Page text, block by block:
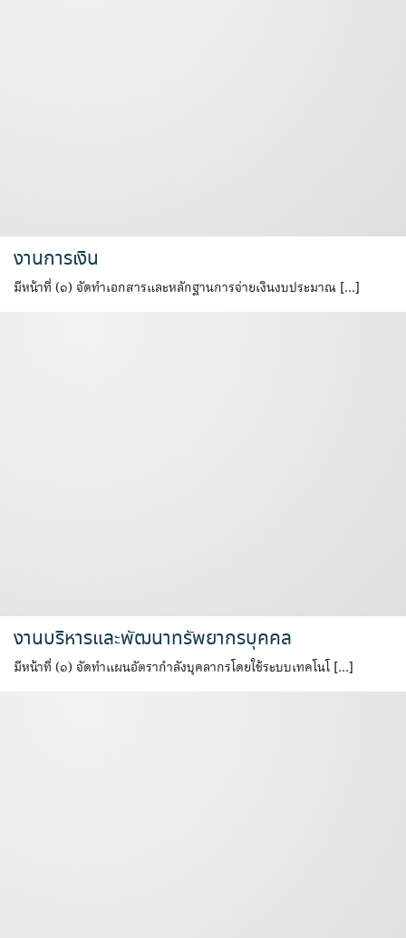
งานการเงิน
มีหน้าที่ (๑) จัดทำเอกสารและหลักฐานการจ่ายเงินงบประมาณ […]
งานบริหารและพัฒนาทรัพยากรบุคคล
มีหน้าที่ (๑) จัดทำแผนอัตรากำลังบุคลากรโดยใช้ระบบเทคโนโ […]